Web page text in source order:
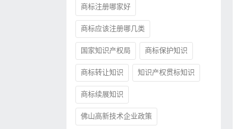
商标注册哪家好
商标应该注册哪几类
国家知识产权局 商标保护知识
商标转让知识 知识产权贯标知识
商标续展知识
佛山高新技术企业政策